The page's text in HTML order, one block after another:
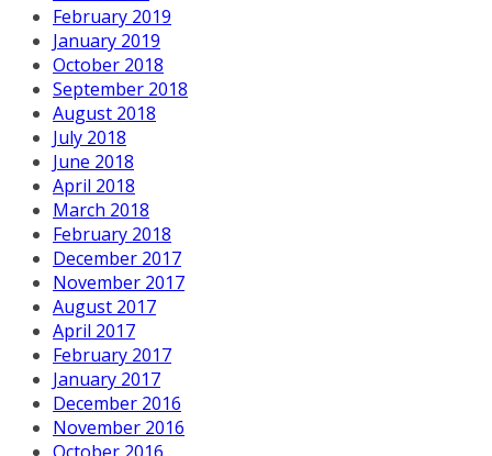
February 2019
January 2019
October 2018
September 2018
August 2018
July 2018
June 2018
April 2018
March 2018
February 2018
December 2017
November 2017
August 2017
April 2017
February 2017
January 2017
December 2016
November 2016
October 2016